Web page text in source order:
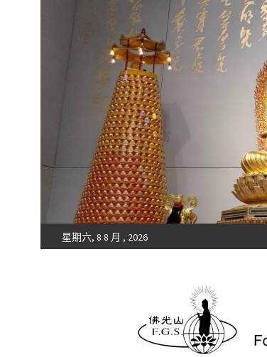
星期六, 8 8 月 , 2026